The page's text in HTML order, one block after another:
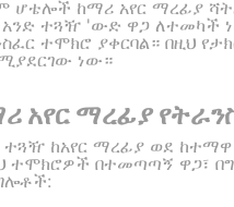
ሆቴሎች ከማሪ አየር ማረፊያ
አንድ ተጓዥ 'ውድ ዋጋ ለተመካች
ተሞክሮ ያቀርባል። በዚህ
ነው።
አየር ማረፊያ
ተጓዥ ከአየር ማረፊያ ወደ
ተሞክሮዎች በተመጣጣኝ ዋጋ፣